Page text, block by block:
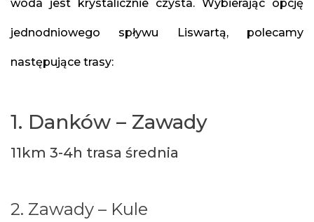
woda jest krystalicznie czysta. Wybierając opcję
jednodniowego spływu Liswartą, polecamy
następujące trasy:
1. Danków – Zawady
11km 3-4h trasa średnia
2. Zawady – Kule